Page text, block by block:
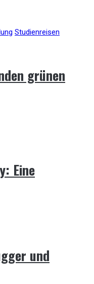
Studienreisen
grünen
Eine
und